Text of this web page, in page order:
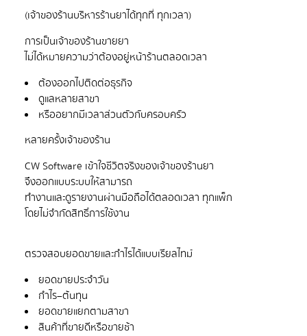
(เจ้าของร้านบริหารร้านยาได้ทุกที่ ทุกเวลา)
การเป็นเจ้าของร้านขายยา
ต้องออกไปติดต่อธุรกิจ
ดูแลหลายสาขา
หรืออยากมีเวลาส่วนตัวกับครอบครัว
CW Software เข้าใจชีวิตจริงของเจ้าของร้านยา
จึงออกแบบระบบให้สามารถ
ทำงานและดูรายงานผ่านมือถือได้ตลอดเวลา ทุกแพ็ก
ตรวจสอบยอดขายและกำไรได้แบบเรียลไทม์
ยอดขายประจำวัน
กำไร–ต้นทุน
ยอดขายแยกตามสาขา
สินค้าที่ขายดีหรือขายช้า